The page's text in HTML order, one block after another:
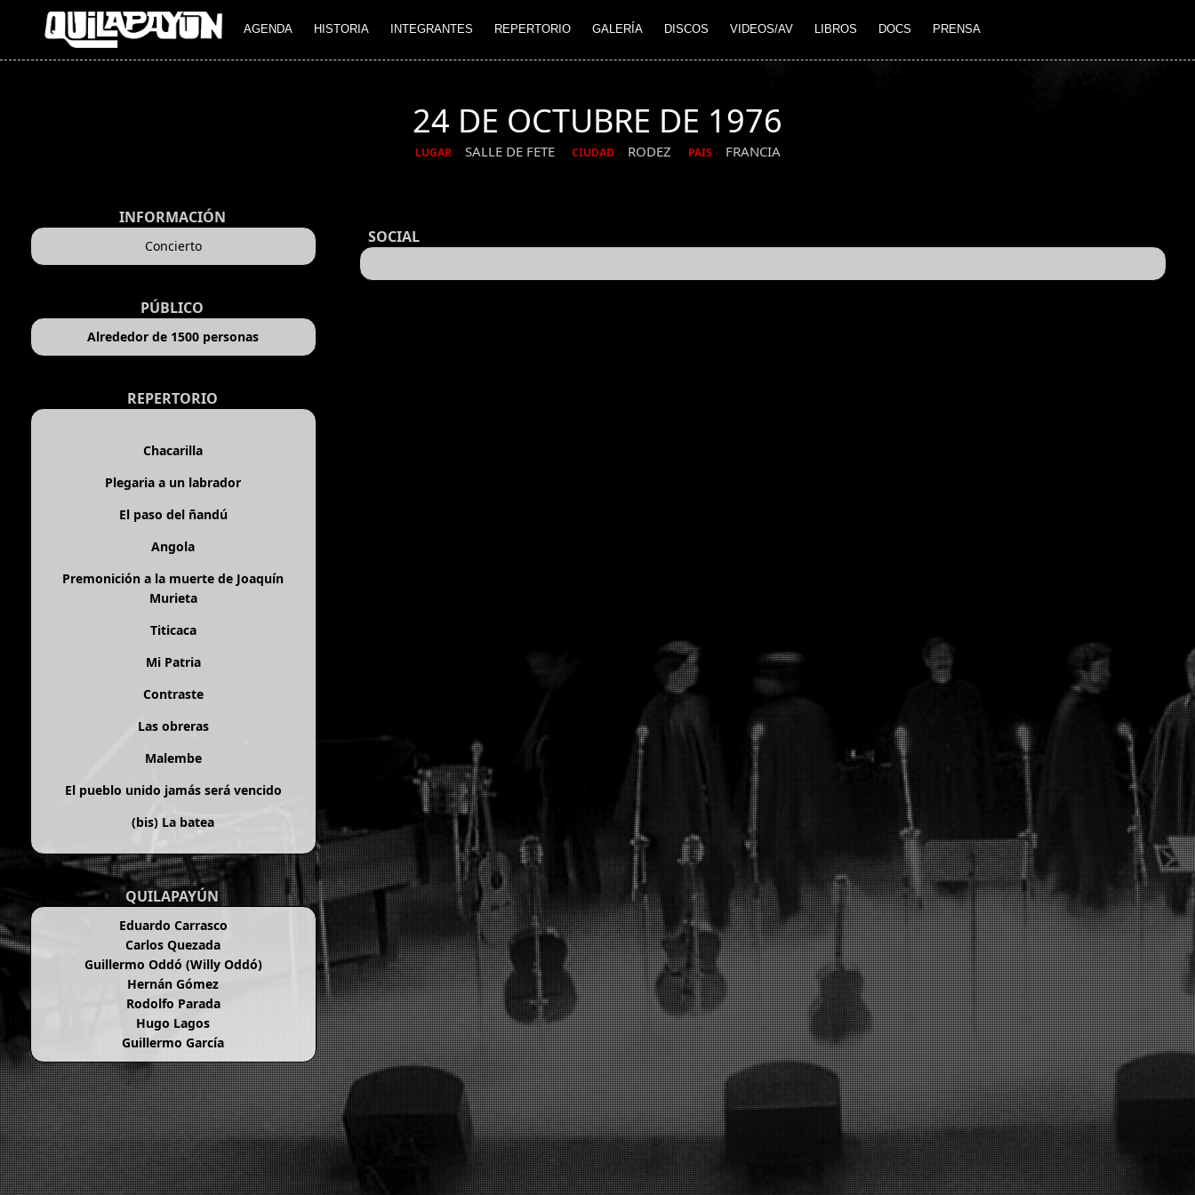
AGENDA HISTORIA INTEGRANTES REPERTORIO GALERÍA DISCOS VIDEOS/AV LIBROS DOCS PRENSA
24 DE OCTUBRE DE 1976
LUGAR SALLE DE FETE CIUDAD RODEZ PAIS FRANCIA
INFORMACIÓN
Concierto
PÚBLICO
Alrededor de 1500 personas
REPERTORIO
Chacarilla
Plegaria a un labrador
El paso del ñandú
Angola
Premonición a la muerte de Joaquín
Murieta
Titicaca
Mi Patria
Contraste
Las obreras
Malembe
El pueblo unido jamás será vencido
(bis) La batea
QUILAPAYÚN
Eduardo Carrasco
Carlos Quezada
Guillermo Oddó (Willy Oddó)
Hernán Gómez
Rodolfo Parada
Hugo Lagos
Guillermo García
SOCIAL